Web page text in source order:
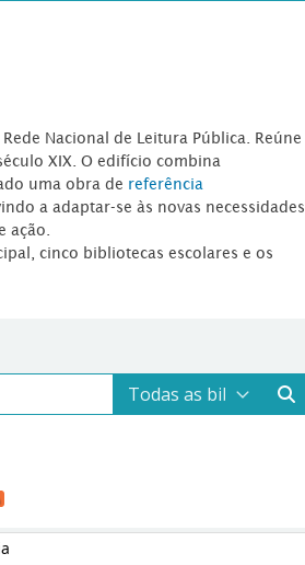
Nacional de Leitura Pública. Reúne
XIX. O edifício combina
uma obra de referência
a adaptar-se às novas necessidades
ação.
cinco bibliotecas escolares e os